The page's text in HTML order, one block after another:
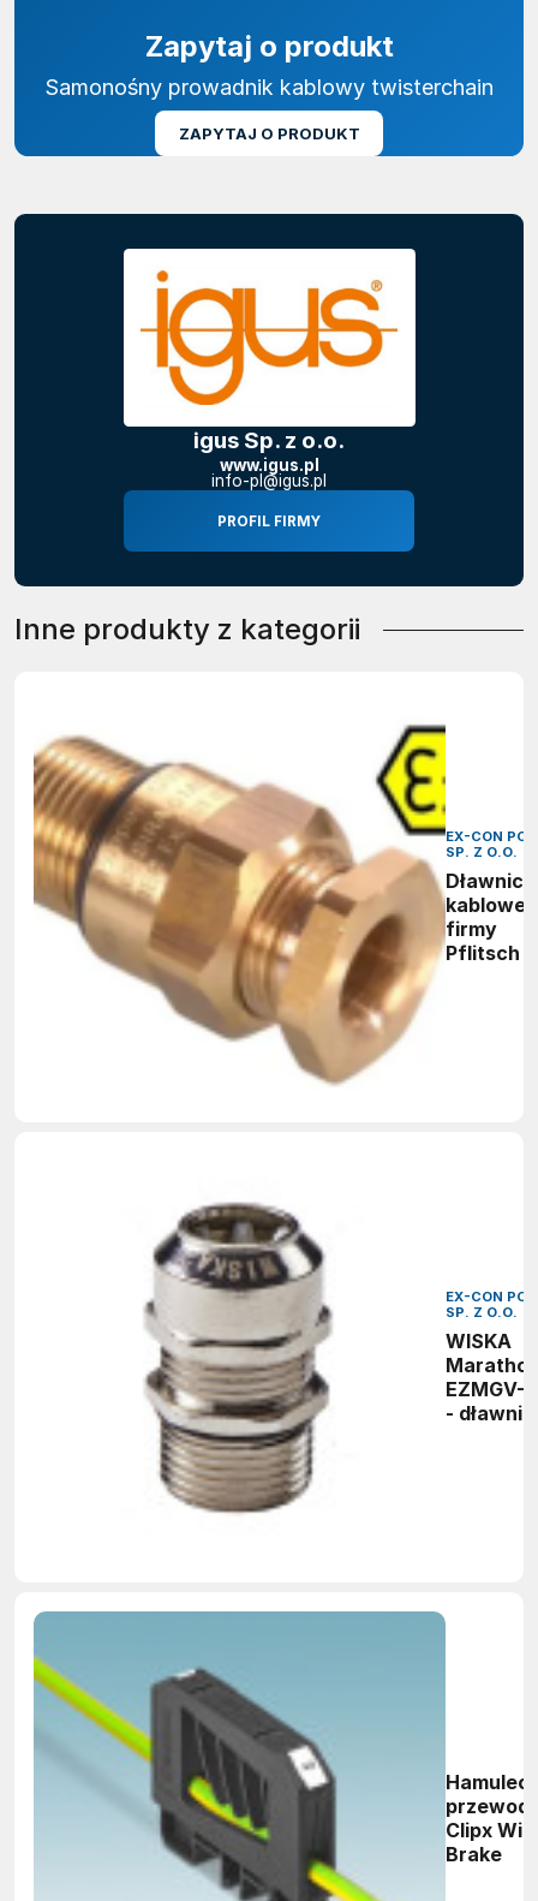
Zapytaj o produkt
Samonośny prowadnik kablowy twisterchain
ZAPYTAJ O PRODUKT
igus Sp. z o.o.
www.igus.pl
info-pl@igus.pl
PROFIL FIRMY
Inne produkty z kategorii
EX-CON
SP. Z O.O.
Dławnice
kablowe
firmy
Pflitsch
EX-CON
SP. Z O.O.
WISKA
EZMGV-
-
Hamulec
Clipx
Brake